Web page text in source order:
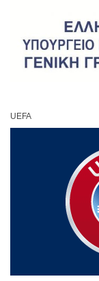
UEFA